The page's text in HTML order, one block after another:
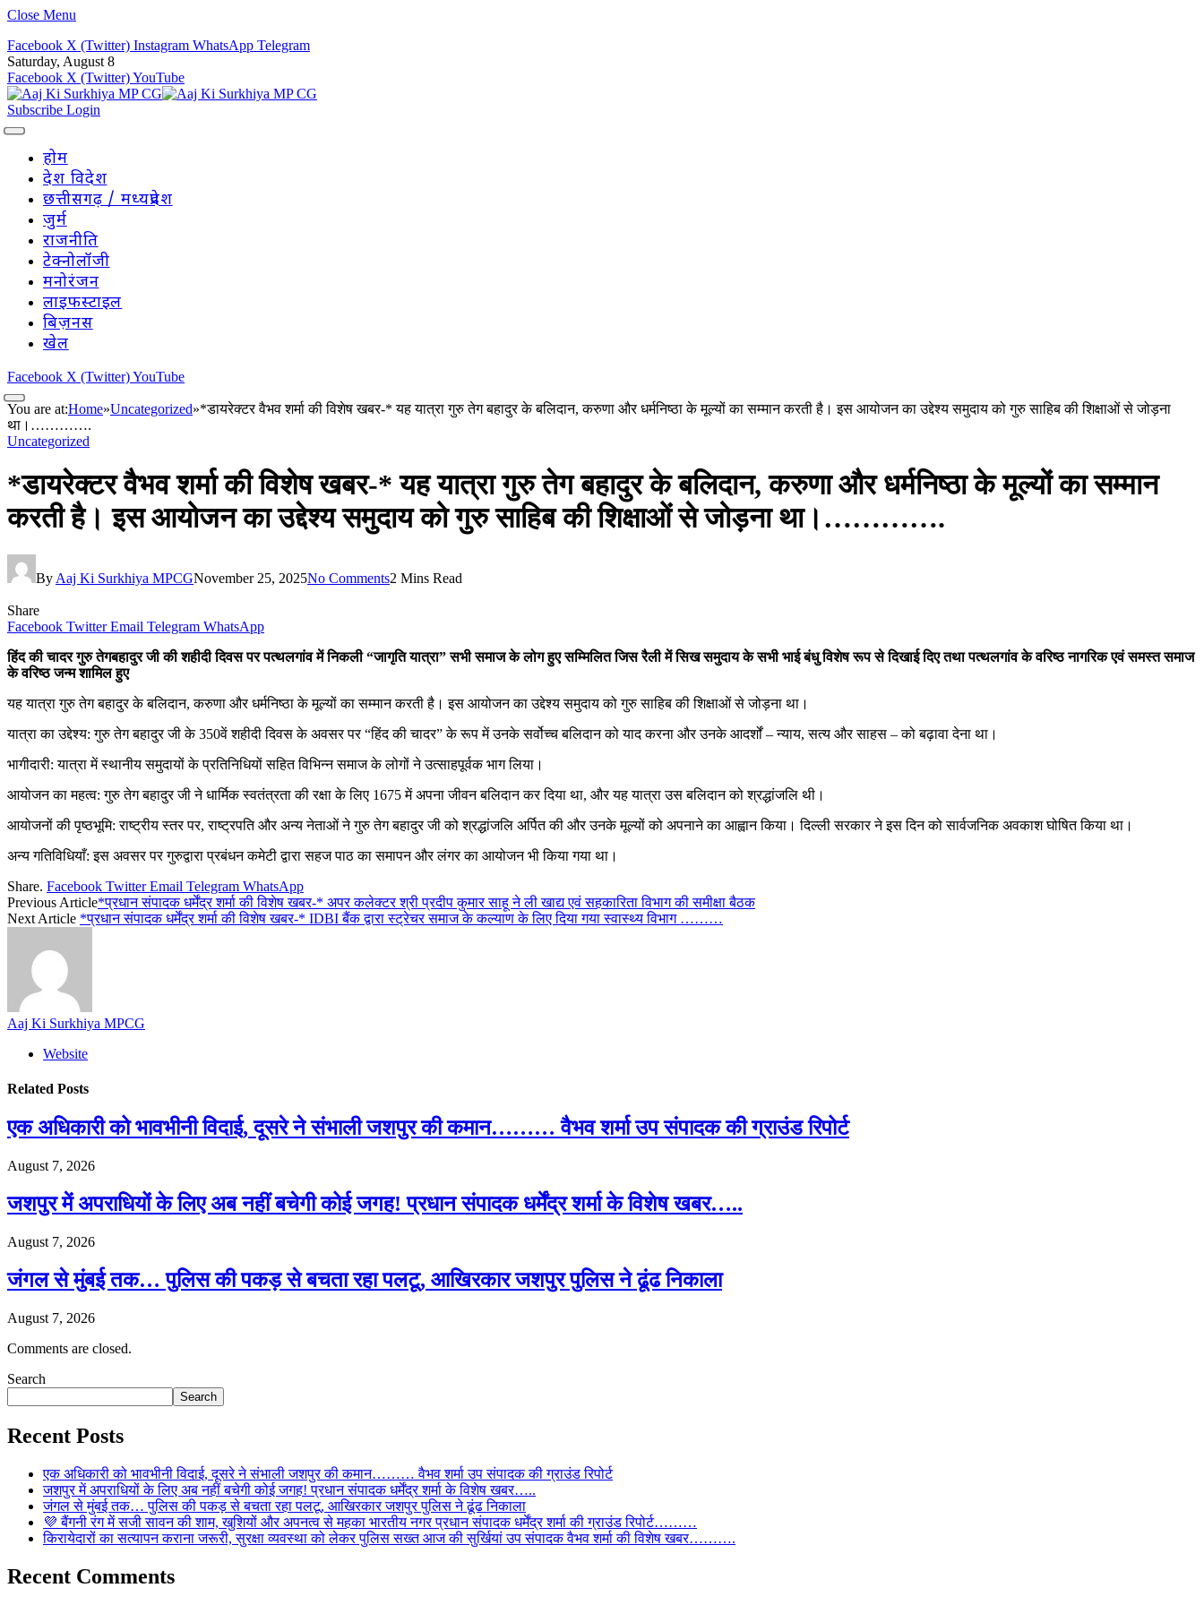
Close Menu
Facebook X (Twitter) Instagram WhatsApp Telegram
Saturday, August 8
Facebook X (Twitter)YouTube
Subscribe Login
होम
देश विदेश
छत्तीसगढ़ / मध्यप्रदेश
जुर्म
राजनीति
टेक्नोलॉजी
मनोरंजन
लाइफस्टाइल
बिज़नस
खेल
Facebook X (Twitter)YouTube
You are at:Home»Uncategorized»*डायरेक्टर वैभव शर्मा की विशेष खबर-* यह यात्रा गुरु तेग बहादुर के बलिदान, करुणा और धर्मनिष्ठा के मूल्यों का सम्मान करती है। इस आयोजन का उद्देश्य समुदाय को गुरु साहिब की शिक्षाओं से जोड़ना
था।………….
Uncategorized
*डायरेक्टर वैभव शर्मा की विशेष खबर-* यह यात्रा गुरु तेग बहादुर के बलिदान, करुणा और धर्मनिष्ठा के मूल्यों का सम्मान
करती है। इस आयोजन का उद्देश्य समुदाय को गुरु साहिब की शिक्षाओं से जोड़ना था।………….
By Aaj Ki Surkhiya MPCGNovember 25, 2025No Comments2 Mins Read
Share
Facebook Twitter Email Telegram WhatsApp
हिंद की चादर गुरु तेगबहादुर जी की शहीदी दिवस पर पत्थलगांव में निकली “जागृति यात्रा” सभी समाज के लोग हुए सम्मिलित जिस रैली में सिख समुदाय के सभी भाई बंधु विशेष रूप से दिखाई दिए तथा पत्थलगांव के वरिष्ठ नागरिक एवं समस्त समाज
के वरिष्ठ जन्म शामिल हुए
यह यात्रा गुरु तेग बहादुर के बलिदान, करुणा और धर्मनिष्ठा के मूल्यों का सम्मान करती है। इस आयोजन का उद्देश्य समुदाय को गुरु साहिब की शिक्षाओं से जोड़ना था।
यात्रा का उद्देश्य: गुरु तेग बहादुर जी के 350वें शहीदी दिवस के अवसर पर “हिंद की चादर” के रूप में उनके सर्वोच्च बलिदान को याद करना और उनके आदर्शों – न्याय, सत्य और साहस – को बढ़ावा देना था।
भागीदारी: यात्रा में स्थानीय समुदायों के प्रतिनिधियों सहित विभिन्न समाज के लोगों ने उत्साहपूर्वक भाग लिया।
आयोजन का महत्व: गुरु तेग बहादुर जी ने धार्मिक स्वतंत्रता की रक्षा के लिए 1675 में अपना जीवन बलिदान कर दिया था, और यह यात्रा उस बलिदान को श्रद्धांजलि थी।
आयोजनों की पृष्ठभूमि: राष्ट्रीय स्तर पर, राष्ट्रपति और अन्य नेताओं ने गुरु तेग बहादुर जी को श्रद्धांजलि अर्पित की और उनके मूल्यों को अपनाने का आह्वान किया। दिल्ली सरकार ने इस दिन को सार्वजनिक अवकाश घोषित किया था।
अन्य गतिविधियाँ: इस अवसर पर गुरुद्वारा प्रबंधन कमेटी द्वारा सहज पाठ का समापन और लंगर का आयोजन भी किया गया था।
Share. Facebook Twitter Email Telegram WhatsApp
Previous Article*प्रधान संपादक धर्मेंद्र शर्मा की विशेष खबर-* अपर कलेक्टर श्री प्रदीप कुमार साहू ने ली खाद्य एवं सहकारिता विभाग की समीक्षा बैठक
Next Article *प्रधान संपादक धर्मेंद्र शर्मा की विशेष खबर-* IDBI बैंक द्वारा स्ट्रेचर समाज के कल्याण के लिए दिया गया स्वास्थ्य विभाग ………
Aaj Ki Surkhiya MPCG
Website
Related Posts
एक अधिकारी को भावभीनी विदाई, दूसरे ने संभाली जशपुर की कमान……… वैभव शर्मा उप संपादक की ग्राउंड रिपोर्ट
August 7, 2026
जशपुर में अपराधियों के लिए अब नहीं बचेगी कोई जगह! प्रधान संपादक धर्मेंद्र शर्मा के विशेष खबर…..
August 7, 2026
जंगल से मुंबई तक… पुलिस की पकड़ से बचता रहा पलटू, आखिरकार जशपुर पुलिस ने ढूंढ निकाला
August 7, 2026
Comments are closed.
Search
Search
Recent Posts
एक अधिकारी को भावभीनी विदाई, दूसरे ने संभाली जशपुर की कमान……… वैभव शर्मा उप संपादक की ग्राउंड रिपोर्ट
जशपुर में अपराधियों के लिए अब नहीं बचेगी कोई जगह! प्रधान संपादक धर्मेंद्र शर्मा के विशेष खबर…..
जंगल से मुंबई तक… पुलिस की पकड़ से बचता रहा पलटू, आखिरकार जशपुर पुलिस ने ढूंढ निकाला
💜 बैंगनी रंग में सजी सावन की शाम, खुशियों और अपनत्व से महका भारतीय नगर प्रधान संपादक धर्मेंद्र शर्मा की ग्राउंड रिपोर्ट………
किरायेदारों का सत्यापन कराना जरूरी, सुरक्षा व्यवस्था को लेकर पुलिस सख्त आज की सुर्खियां उप संपादक वैभव शर्मा की विशेष खबर……….
Recent Comments